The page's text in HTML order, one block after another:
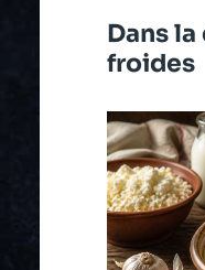
Dans
froides